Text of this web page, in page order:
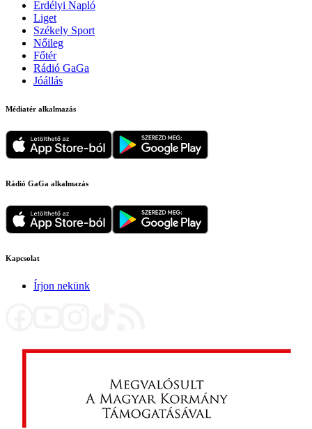
Erdélyi Napló
Liget
Székely Sport
Nőileg
Főtér
Rádió GaGa
Jóállás
Médiatér alkalmazás
Rádió GaGa alkalmazás
Kapcsolat
Írjon nekünk